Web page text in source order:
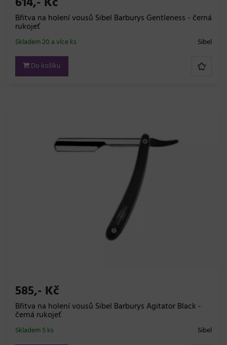
Břitva na holení vousů Sibel Barburys Gentleness - černá
rukojeť
Sibel
Skladem 20 a více ks
Do košíku
585,- Kč
Břitva na holení vousů Sibel Barburys Agitator Black -
černá rukojeť
Sibel
Skladem 5 ks